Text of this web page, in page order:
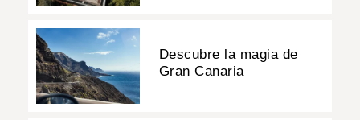
Descubre la magia de
Gran Canaria